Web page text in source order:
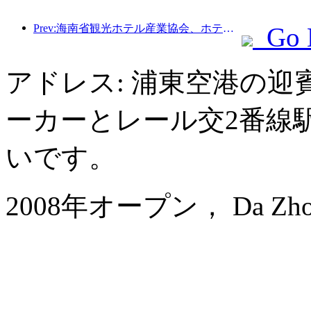
Prev:海南省観光ホ​​テル産業協会、ホテルを被災住民の一時的な避難所にすることを提案
Go
アドレス: 浦東空港の迎
ーカーとレール交2番線
いです。
2008年オープン， Da